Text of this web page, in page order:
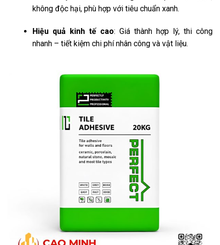
không độc hại, phù hợp với tiêu chuẩn xanh.
Hiệu quả kinh tế cao: Giá thành hợp lý, thi công
nhanh – tiết kiệm chi phí nhân công và vật liệu.